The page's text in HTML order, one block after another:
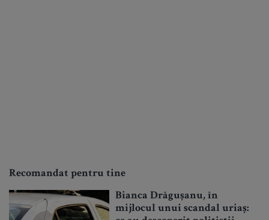
Recomandat pentru tine
Bianca Drăgușanu, în
mijlocul unui scandal uriaș: